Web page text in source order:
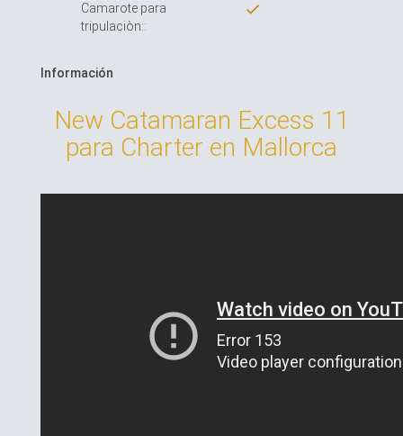
Camarote para
tripulaciòn::
Información
New Catamaran Excess 11
para Charter en Mallorca